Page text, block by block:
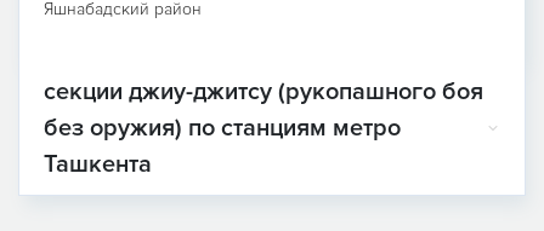
Яшнабадский район
секции джиу-джитсу (рукопашного боя
без оружия) по станциям метро
Ташкента